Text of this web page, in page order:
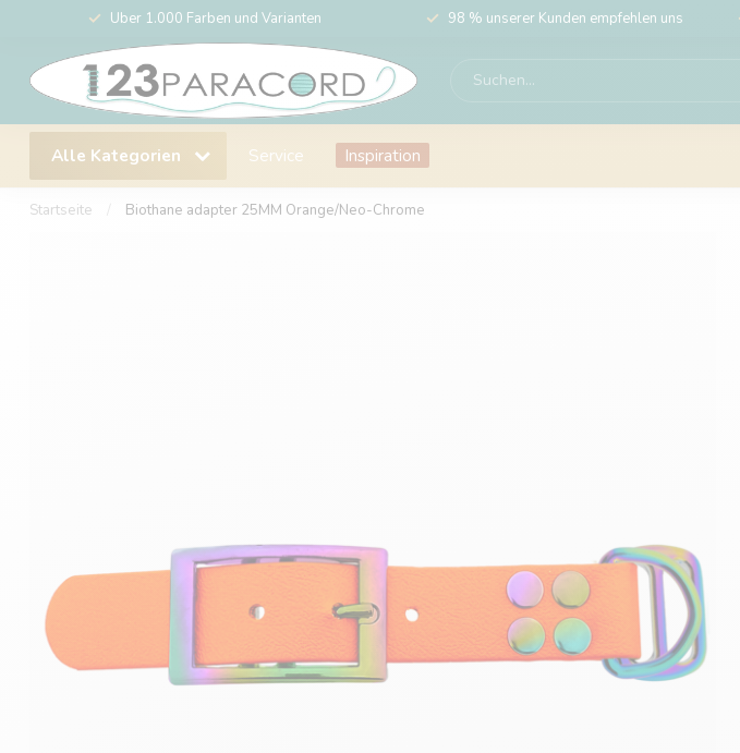
Über 1.000 Farben und Varianten 98 % unserer Kunden empfehlen uns
Alle Kategorien Service Inspiration
Startseite Biothane adapter 25MM Orange/Neo-Chrome